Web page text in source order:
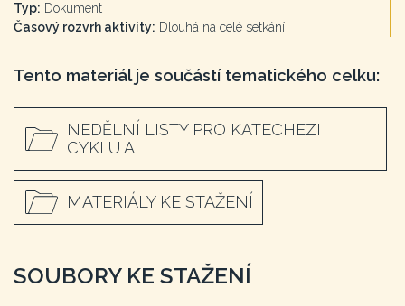
Typ: Dokument
Časový rozvrh aktivity: Dlouhá na celé setkání
Tento materiál je součástí tematického celku:
NEDĚLNÍ LISTY PRO KATECHEZI
CYKLU A
MATERIÁLY KE STAŽENÍ
SOUBORY KE STAŽENÍ